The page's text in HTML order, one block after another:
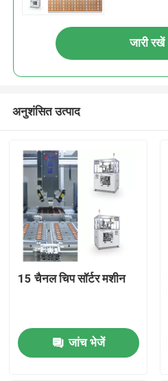
जारी रखें
अनुशंसित उत्पाद
15 चैनल चिप सॉर्टर मशीन
जांच भेजें